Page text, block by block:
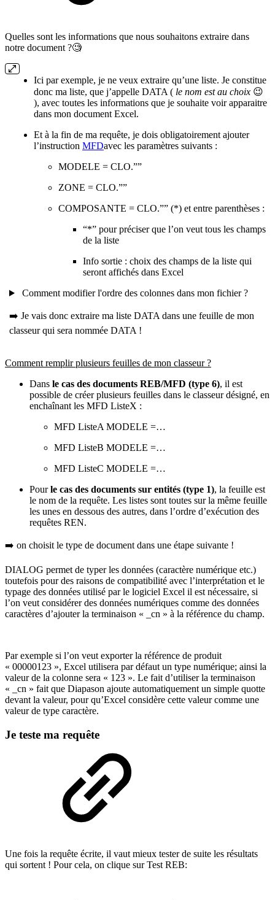
Quelles sont les informations que nous souhaitons extraire dans
notre document ?🧐
Ici par exemple, je ne veux extraire qu’une liste. Je constitue
donc ma liste, que j’appelle DATA ( le nom est au choix 😉
), avec toutes les informations que je souhaite voir apparaitre
dans mon document Excel.
Et à la fin de ma requête, je dois obligatoirement ajouter
l’instruction MFDavec les paramètres suivants :
MODELE = CLO.””
ZONE = CLO.””
COMPOSANTE = CLO.”” (*) et entre parenthèses :
“*” pour préciser que l’on veut tous les champs
de la liste
Info sortie : choix des champs de la liste qui
seront affichés dans Excel
Comment modifier l'ordre des colonnes dans mon fichier ?
➡️ Je vais donc extraire ma liste DATA dans une feuille de mon
classeur qui sera nommée DATA !
Comment remplir plusieurs feuilles de mon classeur ?
Dans le cas des documents REB/MFD (type 6), il est
possible de créer plusieurs feuilles dans le classeur désigné, en
enchaînant les MFD ListeX :
MFD ListeA MODELE =…
MFD ListeB MODELE =…
MFD ListeC MODELE =…
Pourle cas des documents sur entités (type 1), la feuille est
le nom de la requête. Les listes sont toutes sur la même feuille
les unes en dessous des autres, dans l’ordre d’exécution des
requêtes REN.
➡️ on choisit le type de document dans une étape suivante !
DIALOG permet de typer les données (caractère numérique etc.)
toutefois pour des raisons de compatibilité avec l’interprétation et le
typage des données utilisé par le logiciel Excel il est nécessaire, si
l’on veut considérer des données numériques comme des données
caractères d’ajouter la terminaison « _cn » à la référence du champ.
Par exemple si l’on veut exporter la référence de produit
« 00000123 », Excel utilisera par défaut un type numérique; ainsi la
valeur de la colonne sera « 123 ». Le fait d’utiliser la terminaison
« _cn » fait que Diapason ajoute automatiquement un simple quotte
devant la valeur, pour qu’Excel considère cette valeur comme une
valeur de type caractère.
Je teste ma requête
Une fois la requête écrite, il vaut mieux tester de suite les résultats
qui sortent ! Pour cela, on clique sur Test REB: